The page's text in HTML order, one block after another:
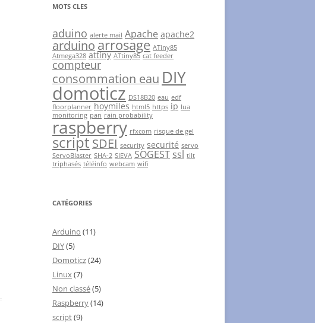
MOTS CLES
aduino alerte mail Apache apache2
arduino arrosage ATiny85
Atmega328 attiny ATtiny85 cat feeder
compteur
consommation eau DIY
domoticz DS18B20 eau edf
floorplanner hoymiles html5 https ip lua
monitoring pan rain probability
raspberry rfxcom risque de gel
scriptSDEI security securité servo
ServoBlaster SHA-2 SIEVA SOGEST ssl tilt
triphasés téléinfo webcam wifi
CATÉGORIES
Arduino (11)
DIY(5)
Domoticz(24)
Linux(7)
Non classé(5)
Raspberry(14)
script(9)